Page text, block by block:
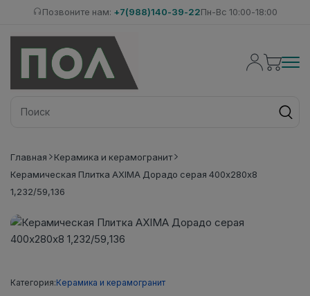
Позвоните нам: +7(988)140-39-22Пн-Вс 10:00-18:00
Главная
Керамика и керамогранит
Керамическая Плитка AXIMA Дорадо серая 400х280х8
1,232/59,136
Категория:Керамика и керамогранит